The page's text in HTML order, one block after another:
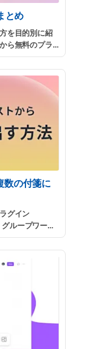
とめ
を目的別に紹
ら無料のプラ
の解説記事を
。...続きを読む
数の付箋に
グイン
ループワーク
溜めた箇条書
きるので、事
読む